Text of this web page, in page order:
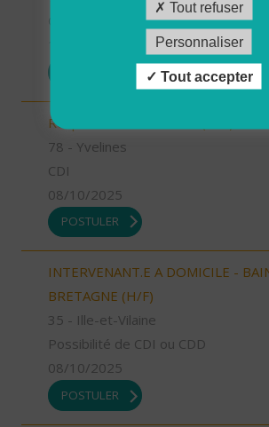
Responsable de secteur (H/F)
78 - Yvelines
CDI
08/10/2025
POSTULER
INTERVENANT.E A DOMICILE -
BRETAGNE (H/F)
35 - Ille-et-Vilaine
Possibilité de CDI ou CDD
08/10/2025
POSTULER
Tout refuser
Personnaliser
Tout accepter